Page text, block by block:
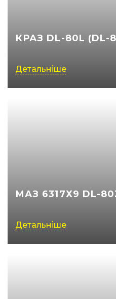
КРАЗ DL-80L (DL-
Детальніше
МАЗ 6317Х9 DL-
Детальніше